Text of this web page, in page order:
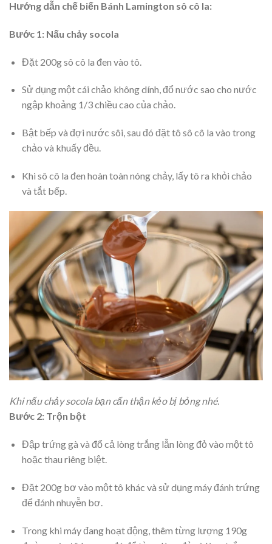
Hướng dẫn chế biến Bánh Lamington sô cô la:
Bước 1: Nấu chảy socola
Đặt 200g sô cô la đen vào tô.
Sử dụng một cái chảo không dính, đổ nước sao cho nước
ngập khoảng 1/3 chiều cao của chảo.
Bật bếp và đợi nước sôi, sau đó đặt tô sô cô la vào trong
chảo và khuấy đều.
Khi sô cô la đen hoàn toàn nóng chảy, lấy tô ra khỏi chảo
và tắt bếp.
Khi nấu chảy socola bạn cẩn thận kẻo bị bỏng nhé.
Bước 2: Trộn bột
Đập trứng gà và đổ cả lòng trắng lẫn lòng đỏ vào một tô
hoặc thau riêng biệt.
Đặt 200g bơ vào một tô khác và sử dụng máy đánh trứng
để đánh nhuyễn bơ.
Trong khi máy đang hoạt động, thêm từng lượng 190g